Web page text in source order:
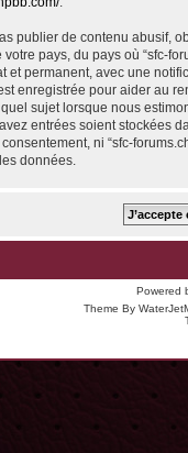
publier de contenu abusif,
pays, du pays où “sfc-
et permanent, avec une
enregistrée pour aider au
sujet lorsque nous
entrées soient stockées
ni “sfc-
données.
Powered
Theme By